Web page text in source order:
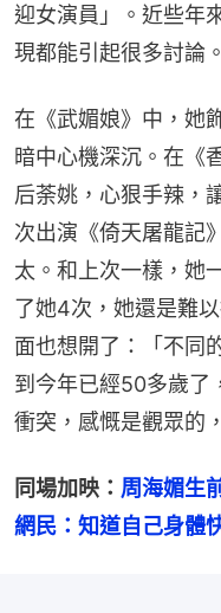
迎女演員」。近些年
現都能引起很多討論。‍‍‍‍‍‍‍‍‍‍‍‍‍‍‍‍‍‍‍‍
在《武媚娘》中，她
暗中心機深沉。在《
后荼姚，心狠手辣，
次出演《倚天屠龍記
太。和上次一樣，她
了她4次，她還是難
面也想開了：「不同
到今年已經50多歲了
衝突，感慨是觀眾的
同場加映： 周海媚生
網民：知道自己身體